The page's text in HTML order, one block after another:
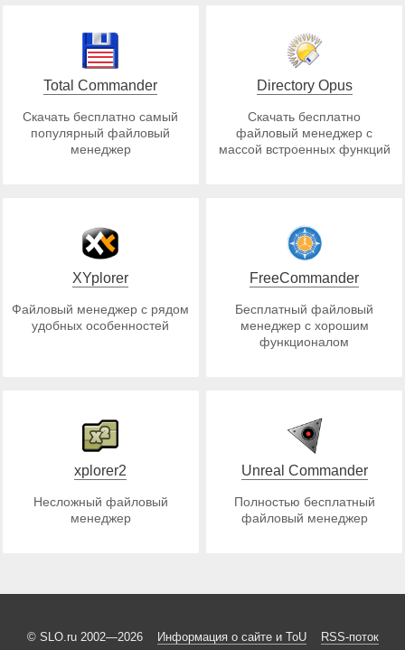
Total Commander
Скачать бесплатно самый
популярный файловый
менеджер
Directory Opus
Скачать бесплатно
файловый менеджер с
массой встроенных функций
XYplorer
Файловый менеджер с рядом
удобных особенностей
FreeCommander
Бесплатный файловый
менеджер с хорошим
функционалом
xplorer2
Несложный файловый
менеджер
Unreal Commander
Полностью бесплатный
файловый менеджер
© SLO.ru 2002—2026 Информация о сайте и ToU RSS-поток